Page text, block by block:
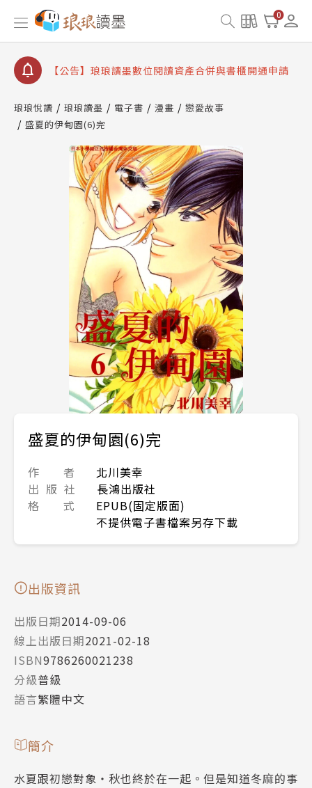
0
【公告】因 Readmoo 讀墨系統維護中，本站同步暫
停部分閱讀服務
【公告】琅琅讀墨數位閱讀資產合併與書櫃開通申請
【公告】琅琅讀墨書櫃開通常見問題
請圖文教學
【公告】琅琅書店服務升級重要說明及資產合併結果
查詢
【公告】因 Readmoo 讀墨系統維護中，本站同步暫
停部分閱讀服務
琅琅悅讀 琅琅讀墨 電子書 漫畫
戀愛故事
盛夏的伊甸園(6)完
盛夏的伊甸園(6)完
作 者
北川美幸
出 版 社
長鴻出版社
格 式
EPUB(固定版面)
不提供電子書檔案另存下載
出版資訊
出版日期2014-09-06
線上出版日期2021-02-18
ISBN9786260021238
分級普級
語言繁體中文
簡介
水夏跟初戀對象‧秋也終於在一起。但是知道冬麻的事